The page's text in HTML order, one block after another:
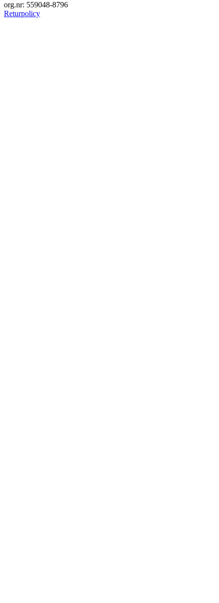
org.nr: 559048-8796
Returpolicy